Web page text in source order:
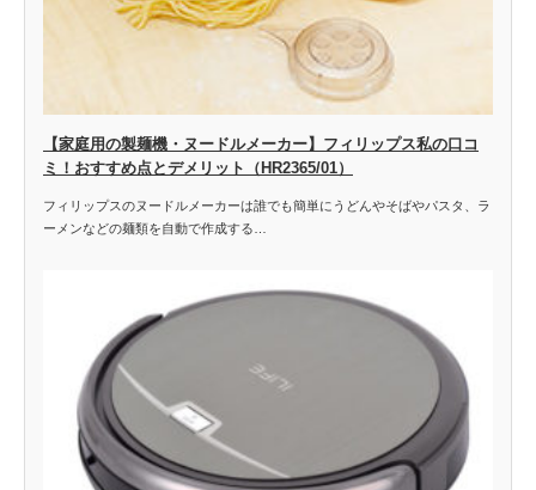
【家庭用の製麺機・ヌードルメーカー】フィリップス私の口コ
ミ！おすすめ点とデメリット（HR2365/01）
フィリップスのヌードルメーカーは誰でも簡単にうどんやそばやパスタ、ラ
ーメンなどの麺類を自動で作成する…